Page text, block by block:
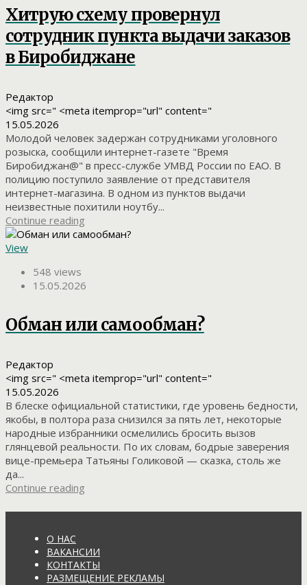
Хитрую схему провернул
сотрудник пункта выдачи заказов
в Биробиджане
Редактор
<img src=" <meta itemprop="url" content="
15.05.2026
Молодой человек задержан сотрудниками уголовного
розыска, сообщили интернет-газете "Время
Биробиджан@" в пресс-службе УМВД России по ЕАО. В
полицию поступило заявление от представителя
интернет-магазина. В одном из пунктов выдачи
неизвестные похитили ноутбу...
Continue reading
View
548 views
15.05.2026
Обман или самообман?
Редактор
<img src=" <meta itemprop="url" content="
15.05.2026
В блеске официальной статистики, где уровень бедности,
якобы, в полтора раза снизился за пять лет, некоторые
народные избранники осмелились бросить вызов
глянцевой реальности. По их словам, бодрые заверения
вице-премьера Татьяны Голиковой — сказка, столь же
да...
Continue reading
О НАС
ВАКАНСИИ
КОНТАКТЫ
РАЗМЕЩЕНИЕ РЕКЛАМЫ